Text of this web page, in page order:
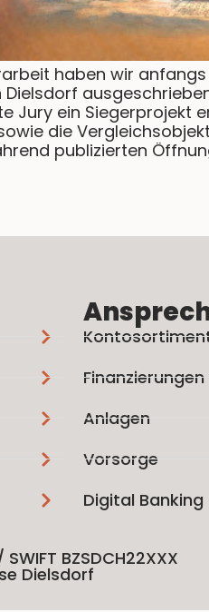
haben wir
Jury ein Siegerprojekt
die
publizierten
Finanzierungen
Anlagen
Vorsorge
Digital Banking
BZSDCH22XXX
Dielsdorf